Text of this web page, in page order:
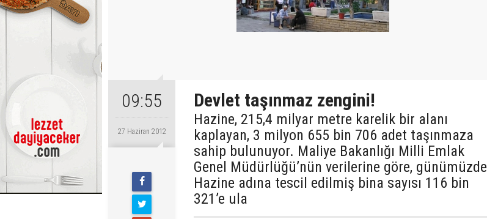
09:55
27 Haziran 2012
Devlet taşınmaz zengini!
Hazine, 215,4 milyar metre karelik bir alanı
kaplayan, 3 milyon 655 bin 706 adet taşınmaza
sahip bulunuyor. Maliye Bakanlığı Milli Emlak
Genel Müdürlüğü’nün verilerine göre, günümüzde
Hazine adına tescil edilmiş bina sayısı 116 bin
321’e ula